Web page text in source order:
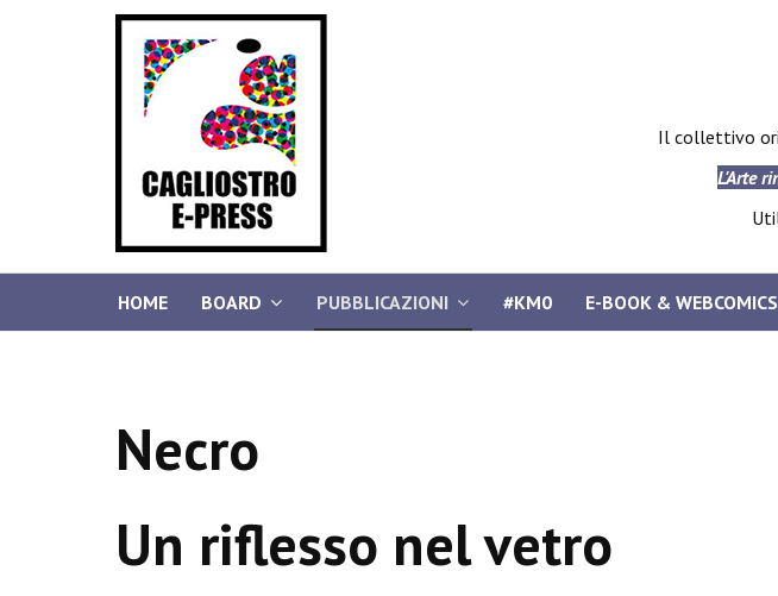
Il collettivo
L'Arte
HOME BOARD PUBBLICAZIONI #KM0 E-BOOK & WEBCOMICS
Necro
Un riflesso nel vetro